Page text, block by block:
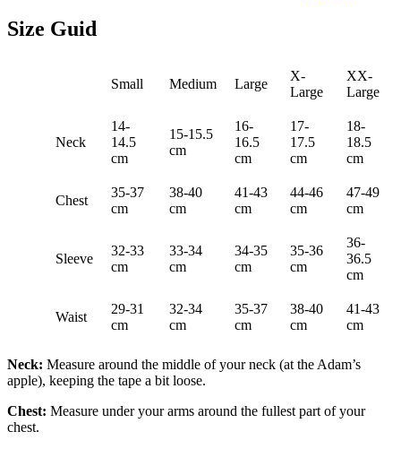
Size Guid
Small Medium Large
X-
Large
XX-
Large
Neck
14-
14.5
cm
15-15.5
cm
16-
16.5
cm
17-
17.5
cm
18-
18.5
cm
Chest
35-37
cm
38-40
cm
41-43
cm
44-46
cm
47-49
cm
Sleeve
32-33
cm
33-34
cm
34-35
cm
35-36
cm
36-
36.5
cm
Waist
29-31
cm
32-34
cm
35-37
cm
38-40
cm
41-43
cm
Neck: Measure around the middle of your neck (at the Adam’s
apple), keeping the tape a bit loose.
Chest: Measure under your arms around the fullest part of your
chest.